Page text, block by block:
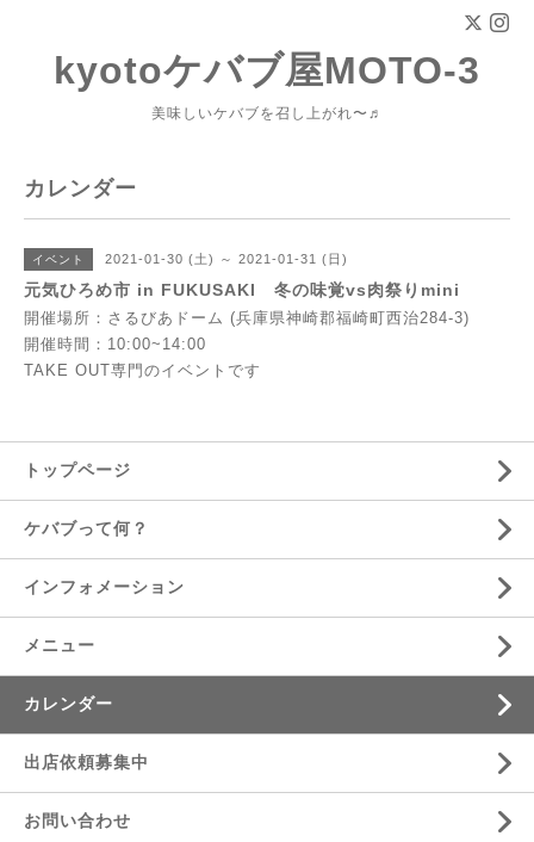
kyotoケバブ屋MOTO-3
美味しいケバブを召し上がれ〜♬
カレンダー
イベント 2021-01-30 (土) ～ 2021-01-31 (日)
元気ひろめ市 in FUKUSAKI 冬の味覚vs肉祭りmini
開催場所：さるびあドーム (兵庫県神崎郡福崎町西治284-3)
開催時間：10:00~14:00
TAKE OUT専門のイベントです
トップページ
ケバブって何？
インフォメーション
メニュー
カレンダー
出店依頼募集中
お問い合わせ